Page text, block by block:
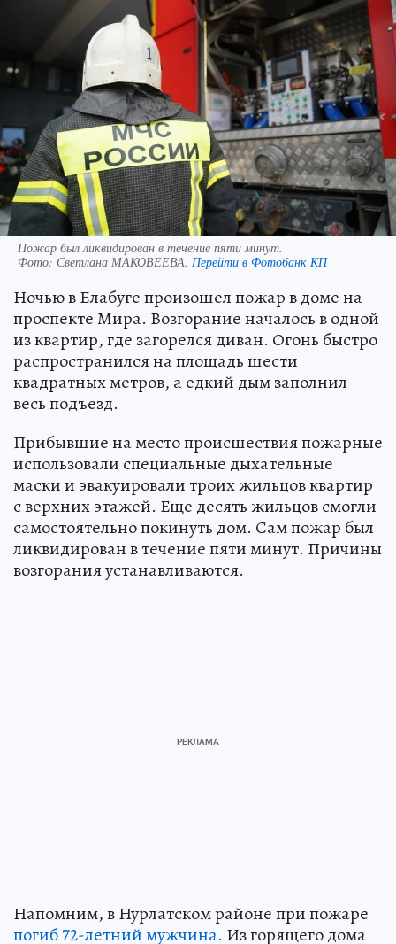
Пожар был ликвидирован в течение пяти минут.
Фото: Светлана МАКОВЕЕВА. Перейти в Фотобанк КП
Ночью в Елабуге произошел пожар в доме на
проспекте Мира. Возгорание началось в одной
из квартир, где загорелся диван. Огонь быстро
распространился на площадь шести
квадратных метров, а едкий дым заполнил
весь подъезд.
Прибывшие на место происшествия пожарные
использовали специальные дыхательные
маски и эвакуировали троих жильцов квартир
с верхних этажей. Еще десять жильцов смогли
самостоятельно покинуть дом. Сам пожар был
ликвидирован в течение пяти минут. Причины
возгорания устанавливаются.
Напомним, в Нурлатском районе при пожаре
погиб 72-летний мужчина. Из горящего дома